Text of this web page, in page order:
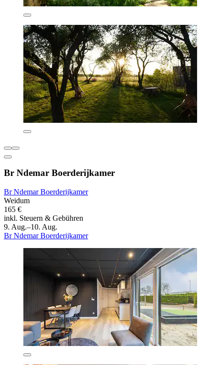
Br Ndemar Boerderijkamer
Br Ndemar Boerderijkamer
Weidum
165 €
inkl. Steuern & Gebühren
9. Aug.–10. Aug.
Br Ndemar Boerderijkamer